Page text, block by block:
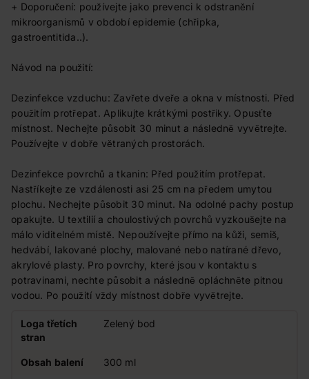
+ Doporučení: používejte jako prevenci k odstranění
mikroorganismů v období epidemie (chřipka,
gastroentitida..).
Návod na použití:
Dezinfekce vzduchu: Zavřete dveře a okna v místnosti. Před
použitím protřepat. Aplikujte krátkými postřiky. Opusťte
místnost. Nechejte působit 30 minut a následně vyvětrejte.
Používejte v dobře větraných prostorách.
Dezinfekce povrchů a tkanin: Před použitím protřepat.
Nastříkejte ze vzdálenosti asi 25 cm na předem umytou
plochu. Nechejte působit 30 minut. Na odolné pachy postup
opakujte. U textilií a choulostivých povrchů vyzkoušejte na
málo viditelném místě. Nepoužívejte přímo na kůži, semiš,
hedvábí, lakované plochy, malované nebo natírané dřevo,
akrylové plasty. Pro povrchy, které jsou v kontaktu s
potravinami, nechte působit a následně opláchněte pitnou
vodou. Po použití vždy místnost dobře vyvětrejte.
Loga třetích
stran
Zelený bod
Obsah balení 300 ml